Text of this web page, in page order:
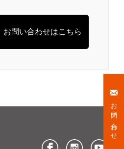
お問い合わせはこちら
お問い合わせ